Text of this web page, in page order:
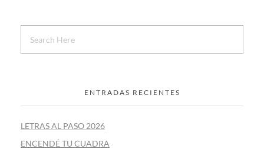
ENTRADAS RECIENTES
LETRAS AL PASO 2026
ENCENDÉ TU CUADRA